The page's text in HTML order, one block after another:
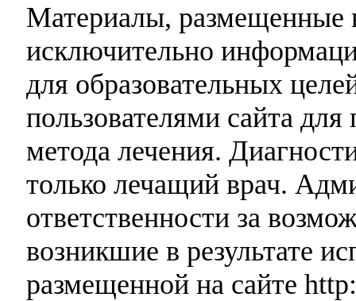
Материалы, размещенные
исключительно
для образовательных
пользователями сайта
метода лечения.
только лечащий врач.
ответственности за
возникшие в результате
размещенной на сайте